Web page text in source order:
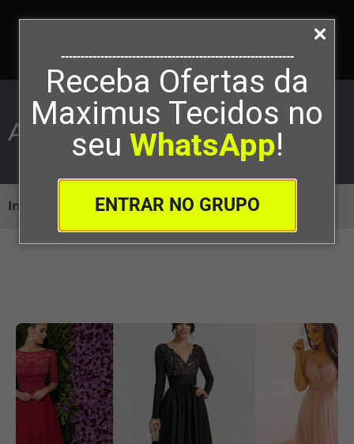
-----------------------------------------------------------
Receba Ofertas da
Maximus Tecidos no
seu WhatsApp!
ENTRAR NO GRUPO
Alfaiataria
Início Corte e Costura> Alfaiataria